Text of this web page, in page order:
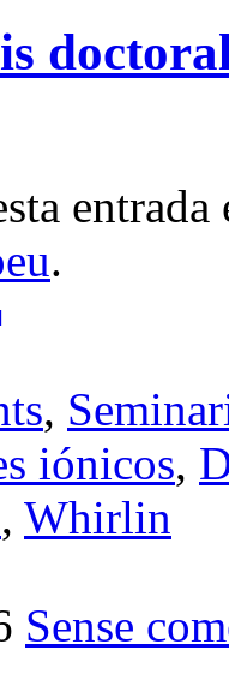
.
,
iónicos,
, Whirlin
Sense